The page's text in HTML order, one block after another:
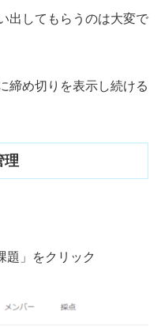
出してもらうのは大変で
締め切りを表示し続ける
理
」をクリック